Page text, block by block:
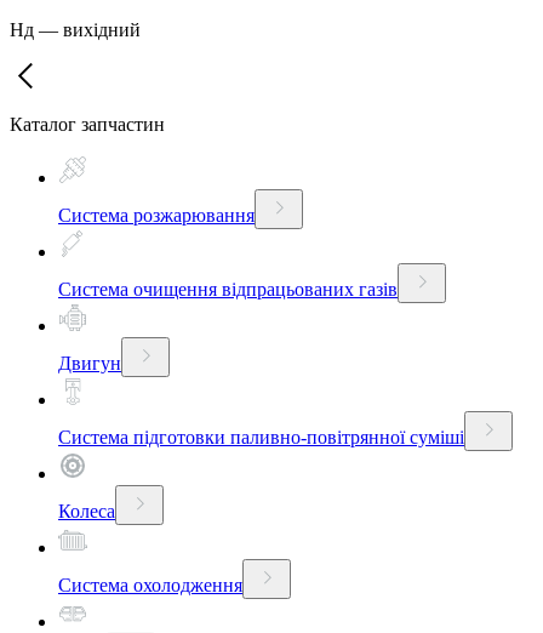
Нд — вихідний
Каталог запчастин
Система розжарювання
Система очищення відпрацьованих газів
Двигун
Система підготовки паливно-повітрянної суміші
Колеса
Система охолодження